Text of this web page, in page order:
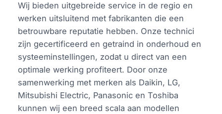
Wij bieden uitgebreide service in de regio en
werken uitsluitend met fabrikanten die een
betrouwbare reputatie hebben. Onze technici
zijn gecertificeerd en getraind in onderhoud en
systeeminstellingen, zodat u direct van een
optimale werking profiteert. Door onze
samenwerking met merken als Daikin, LG,
Mitsubishi Electric, Panasonic en Toshiba
kunnen wij een breed scala aan modellen